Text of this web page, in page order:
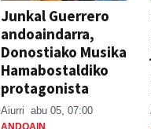
Junkal Guerrero
andoaindarra,
Donostiako Musika
Hamabostaldiko
protagonista
Aiurri abu 05, 07:00
ANDOAIN